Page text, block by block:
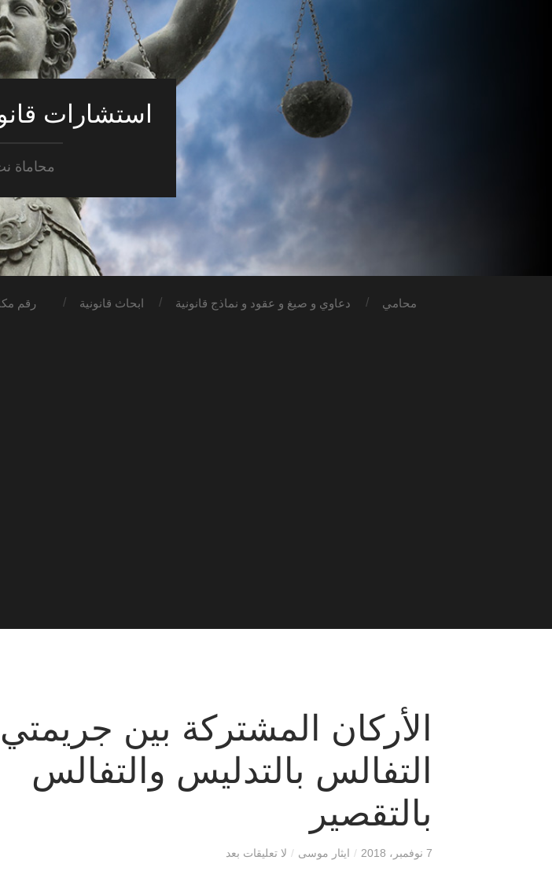
استشارات
محاماة
محامي دعاوي و صيغ و عقود و نماذج قانونية ابحاث قانونية رقم
الأركان المشتركة بين جريمتي
التفالس بالتدليس والتفالس
بالتقصير
7 نوفمبر، 2018 / ايثار موسى / لا تعليقات بعد